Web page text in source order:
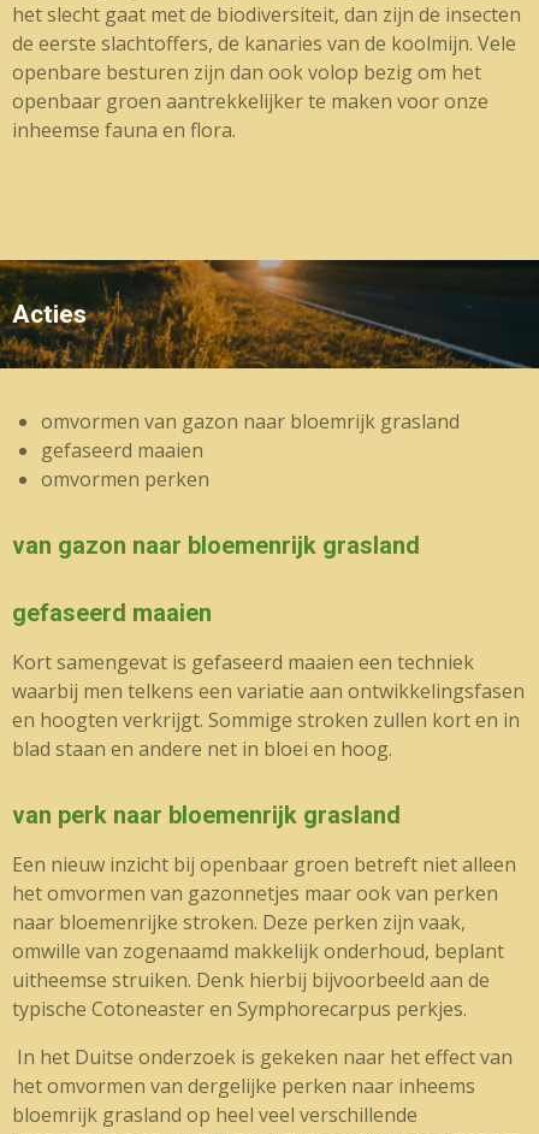
het slecht gaat met de biodiversiteit, dan zijn de insecten
de eerste slachtoffers, de kanaries van de koolmijn. Vele
openbare besturen zijn dan ook volop bezig om het
openbaar groen aantrekkelijker te maken voor onze
inheemse fauna en flora.
Acties
omvormen van gazon naar bloemrijk grasland
gefaseerd maaien
omvormen perken
van gazon naar bloemenrijk grasland
gefaseerd maaien
Kort samengevat is gefaseerd maaien een techniek
waarbij men telkens een variatie aan ontwikkelingsfasen
en hoogten verkrijgt. Sommige stroken zullen kort en in
blad staan en andere net in bloei en hoog.
van perk naar bloemenrijk grasland
Een nieuw inzicht bij openbaar groen betreft niet alleen
het omvormen van gazonnetjes maar ook van perken
naar bloemenrijke stroken. Deze perken zijn vaak,
omwille van zogenaamd makkelijk onderhoud, beplant
uitheemse struiken. Denk hierbij bijvoorbeeld aan de
typische Cotoneaster en Symphorecarpus perkjes.
In het Duitse onderzoek is gekeken naar het effect van
het omvormen van dergelijke perken naar inheems
bloemrijk grasland op heel veel verschillende